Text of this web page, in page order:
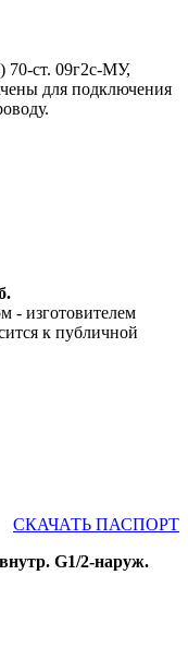
70-ст. 09г2с-МУ,
для подключения
- изготовителем
к публичной
СКАЧАТЬ ПАСПОРТ
G1/2-наруж.